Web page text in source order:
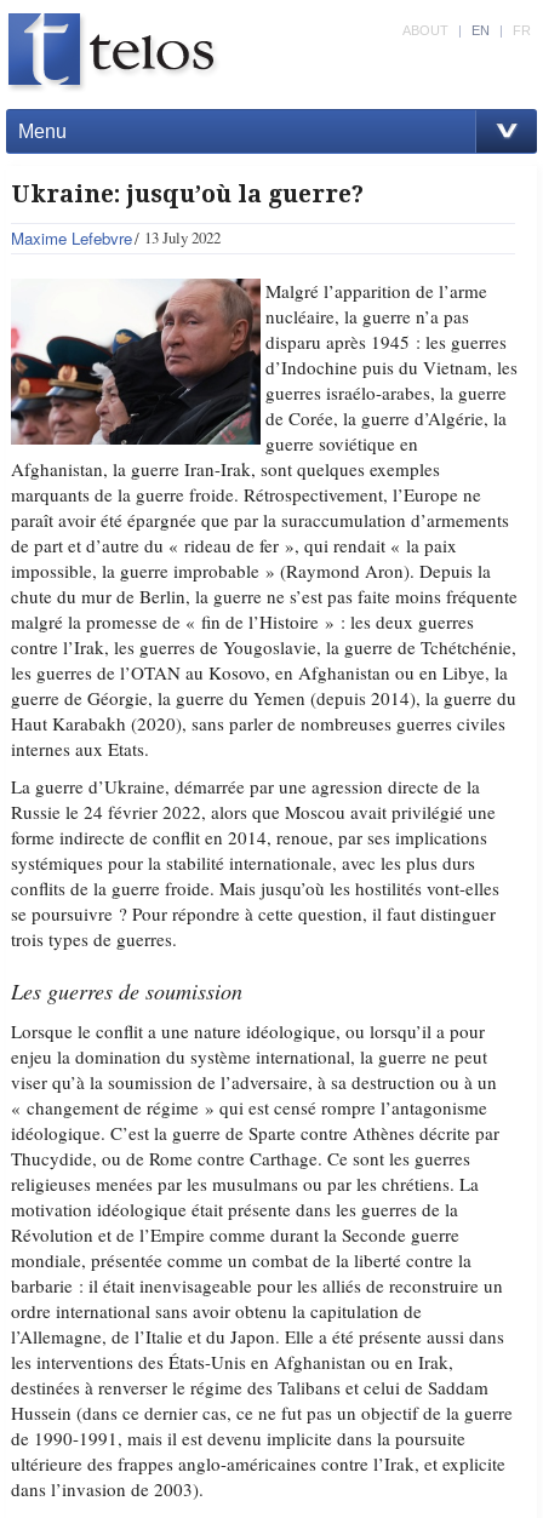
Menu
ABOUT | EN | FR
Ukraine: jusqu’où la guerre?
Maxime Lefebvre 13 July 2022
Malgré l’apparition de l’arme
nucléaire, la guerre n’a pas
disparu après 1945 : les guerres
d’Indochine puis du Vietnam, les
guerres israélo-arabes, la guerre
de Corée, la guerre d’Algérie, la
guerre soviétique en
Afghanistan, la guerre Iran-Irak, sont quelques exemples
marquants de la guerre froide. Rétrospectivement, l’Europe ne
paraît avoir été épargnée que par la suraccumulation d’armements
de part et d’autre du « rideau de fer », qui rendait « la paix
impossible, la guerre improbable » (Raymond Aron). Depuis la
chute du mur de Berlin, la guerre ne s’est pas faite moins fréquente
malgré la promesse de « fin de l’Histoire » : les deux guerres
contre l’Irak, les guerres de Yougoslavie, la guerre de Tchétchénie,
les guerres de l’OTAN au Kosovo, en Afghanistan ou en Libye, la
guerre de Géorgie, la guerre du Yemen (depuis 2014), la guerre du
Haut Karabakh (2020), sans parler de nombreuses guerres civiles
internes aux Etats.
La guerre d’Ukraine, démarrée par une agression directe de la
Russie le 24 février 2022, alors que Moscou avait privilégié une
forme indirecte de conflit en 2014, renoue, par ses implications
systémiques pour la stabilité internationale, avec les plus durs
conflits de la guerre froide. Mais jusqu’où les hostilités vont-elles
se poursuivre ? Pour répondre à cette question, il faut distinguer
trois types de guerres.
Les guerres de soumission
Lorsque le conflit a une nature idéologique, ou lorsqu’il a pour
enjeu la domination du système international, la guerre ne peut
viser qu’à la soumission de l’adversaire, à sa destruction ou à un
« changement de régime » qui est censé rompre l’antagonisme
idéologique. C’est la guerre de Sparte contre Athènes décrite par
Thucydide, ou de Rome contre Carthage. Ce sont les guerres
religieuses menées par les musulmans ou par les chrétiens. La
motivation idéologique était présente dans les guerres de la
Révolution et de l’Empire comme durant la Seconde guerre
mondiale, présentée comme un combat de la liberté contre la
barbarie : il était inenvisageable pour les alliés de reconstruire un
ordre international sans avoir obtenu la capitulation de
l’Allemagne, de l’Italie et du Japon. Elle a été présente aussi dans
les interventions des États-Unis en Afghanistan ou en Irak,
destinées à renverser le régime des Talibans et celui de Saddam
Hussein (dans ce dernier cas, ce ne fut pas un objectif de la guerre
de 1990-1991, mais il est devenu implicite dans la poursuite
ultérieure des frappes anglo-américaines contre l’Irak, et explicite
dans l’invasion de 2003).